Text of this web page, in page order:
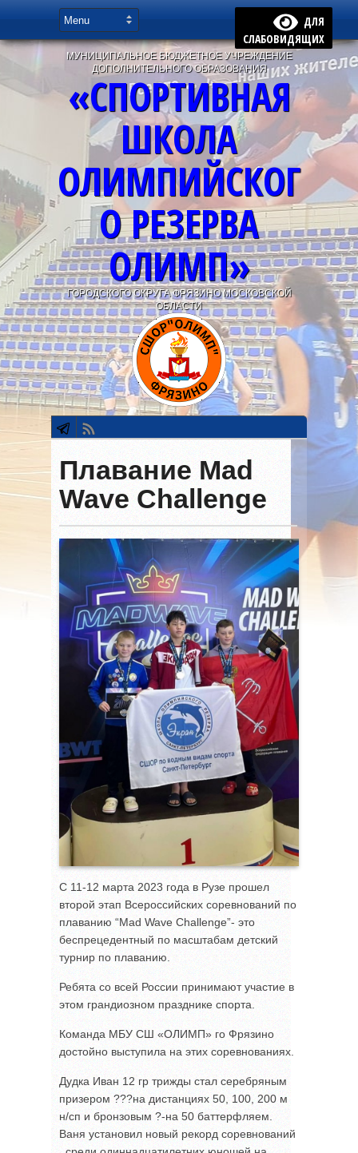
ДЛЯ
СЛАБОВИДЯЩИХ
МУНИЦИПАЛЬНОЕ БЮДЖЕТНОЕ УЧРЕЖДЕНИЕ
ДОПОЛНИТЕЛЬНОГО ОБРАЗОВАНИЯ
«СПОРТИВНАЯ
ШКОЛА
ОЛИМПИЙСКОГ
О РЕЗЕРВА
ОЛИМП»
ГОРОДСКОГО ОКРУГА ФРЯЗИНО МОСКОВСКОЙ
ОБЛАСТИ
Плавание Mad
Wave Challenge
С 11-12 марта 2023 года в Рузе прошел
второй этап Всероссийских соревнований по
плаванию “Mad Wave Challenge”- это
беспрецедентный по масштабам детский
турнир по плаванию.
Ребята со всей России принимают участие в
этом грандиозном празднике спорта.
Команда МБУ СШ «ОЛИМП» го Фрязино
достойно выступила на этих соревнованиях.
Дудка Иван 12 гр трижды стал серебряным
призером ???на дистанциях 50, 100, 200 м
н/сп и бронзовым ?-на 50 баттерфляем.
Ваня установил новый рекорд соревнований